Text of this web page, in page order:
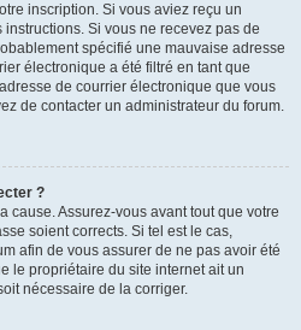
inscription. Si vous aviez reçu un
Si vous ne recevez pas de
spécifié une mauvaise adresse
électronique a été filtré en tant que
de courrier électronique que vous
de contacter un administrateur du forum.
?
cause. Assurez-vous avant tout que votre
soient corrects. Si tel est le cas,
afin de vous assurer de ne pas avoir été
le propriétaire du site internet ait un
nécessaire de la corriger.